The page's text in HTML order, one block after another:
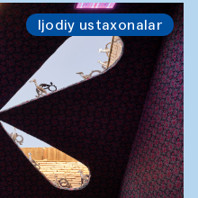
Ijodiy ustaxonalar